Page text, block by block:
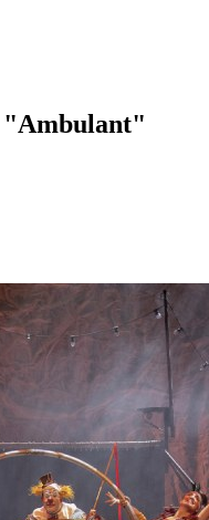
"Ambulant"